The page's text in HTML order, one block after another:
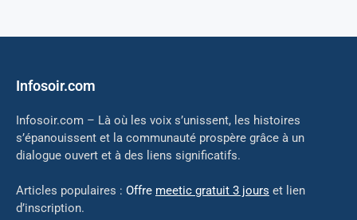
Infosoir.com
Infosoir.com – Là où les voix s’unissent, les histoires
s’épanouissent et la communauté prospère grâce à un
dialogue ouvert et à des liens significatifs.
Articles populaires : Offre meetic gratuit 3 jours et lien
d’inscription.